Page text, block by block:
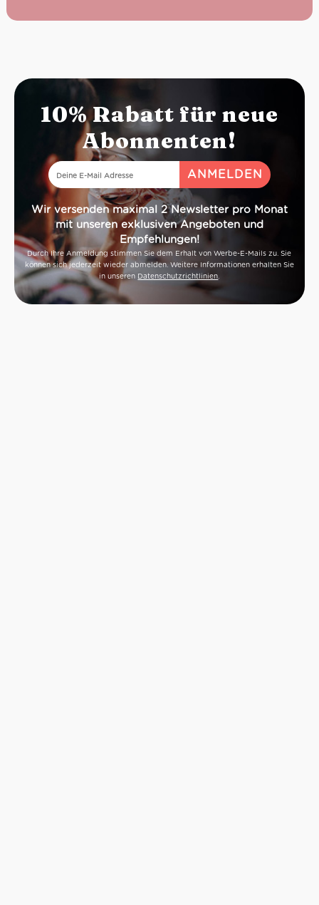
10% Rabatt für neue
Abonnenten!
Wir versenden maximal 2 Newsletter pro Monat
mit unseren exklusiven Angeboten und
Empfehlungen!
Durch Ihre Anmeldung stimmen Sie dem Erhalt von Werbe-E-Mails zu. Sie
können sich jederzeit wieder abmelden. Weitere Informationen erhalten Sie
in unseren Datenschutzrichtlinien